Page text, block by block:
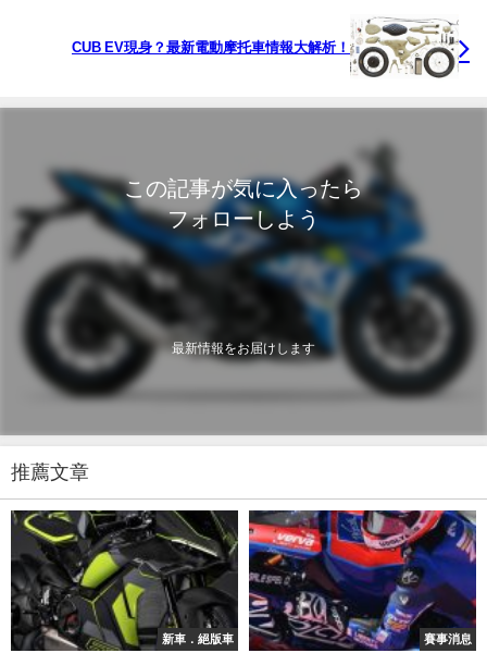
CUB EV現身？最新電動摩托車情報大解析！
この記事が気に入ったら
フォローしよう
最新情報をお届けします
推薦文章
新車．絕版車 賽事消息